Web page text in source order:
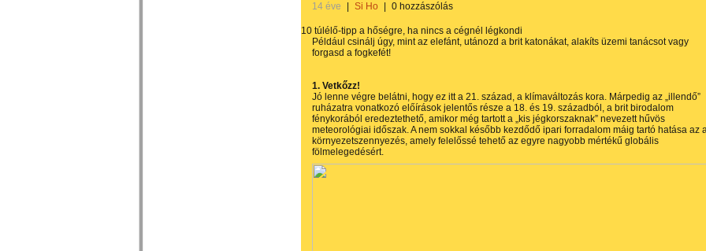
14 éve Si Ho 0 hozzászólás
10 túlélő-tipp a hőségre, ha nincs a cégnél légkondi
Például csinálj úgy, mint az elefánt, utánozd a brit katonákat, alakíts üzemi tanácsot vagy
forgasd a fogkefét!
1. Vetkőzz!
Jó lenne végre belátni, hogy ez itt a 21. század, a klímaváltozás kora. Márpedig az „illendő”
ruházatra vonatkozó előírások jelentős része a 18. és 19. századból, a brit birodalom
fénykorából eredeztethető, amikor még tartott a „kis jégkorszaknak” nevezett hűvös
meteorológiai időszak. A nem sokkal később kezdődő ipari forradalom máig tartó hatása az
környezetszennyezés, amely felelőssé tehető az egyre nagyobb mértékű globális
fölmelegedésért.